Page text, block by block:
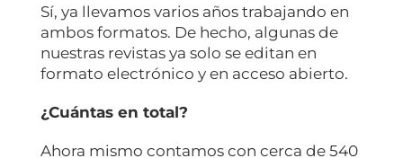
Sí, ya llevamos varios años trabajando en
ambos formatos. De hecho, algunas de
nuestras revistas ya solo se editan en
formato electrónico y en acceso abierto.
¿Cuántas en total?
Ahora mismo contamos con cerca de 540